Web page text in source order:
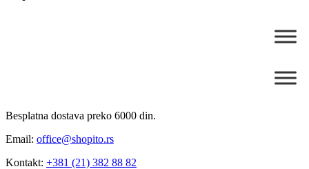
Besplatna dostava preko 6000 din.
Email: office@shopito.rs
Kontakt: +381 (21) 382 88 82